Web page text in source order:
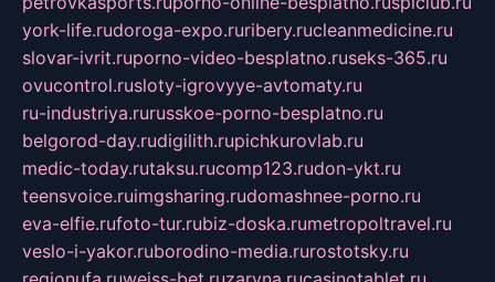
york-life.rudoroga-expo.ruribery.rucleanmedicine.ru
slovar-ivrit.ruporno-video-besplatno.ruseks-365.ru
ovucontrol.rusloty-igrovyye-avtomaty.ru
ru-industriya.rurusskoe-porno-besplatno.ru
belgorod-day.rudigilith.rupichkurovlab.ru
medic-today.rutaksu.rucomp123.rudon-ykt.ru
teensvoice.ruimgsharing.rudomashnee-porno.ru
eva-elfie.rufoto-tur.rubiz-doska.rumetropoltravel.ru
veslo-i-yakor.ruborodino-media.rurostotsky.ru